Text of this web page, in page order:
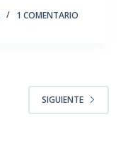
1 COMENTARIO
SIGUIENTE